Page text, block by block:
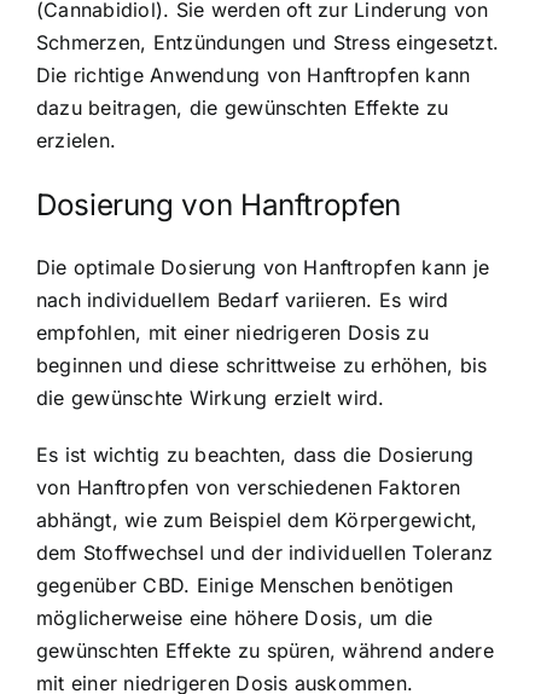
(Cannabidiol). Sie werden oft zur Linderung von
Schmerzen, Entzündungen und Stress eingesetzt.
Die richtige Anwendung von Hanftropfen kann
dazu beitragen, die gewünschten Effekte zu
erzielen.
Dosierung von Hanftropfen
Die optimale Dosierung von Hanftropfen kann je
nach individuellem Bedarf variieren. Es wird
empfohlen, mit einer niedrigeren Dosis zu
beginnen und diese schrittweise zu erhöhen, bis
die gewünschte Wirkung erzielt wird.
Es ist wichtig zu beachten, dass die Dosierung
von Hanftropfen von verschiedenen Faktoren
abhängt, wie zum Beispiel dem Körpergewicht,
dem Stoffwechsel und der individuellen Toleranz
gegenüber CBD. Einige Menschen benötigen
möglicherweise eine höhere Dosis, um die
gewünschten Effekte zu spüren, während andere
mit einer niedrigeren Dosis auskommen.